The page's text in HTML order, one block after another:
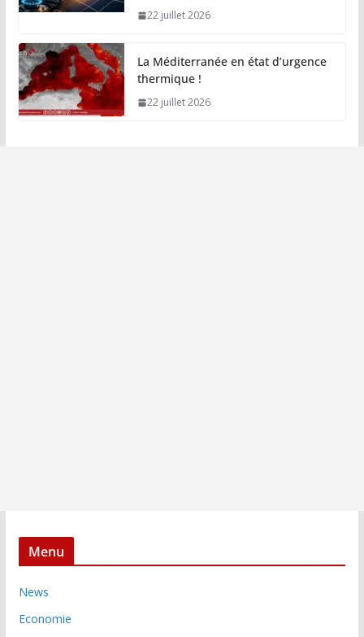
22 juillet 2026
La Méditerranée en état d’urgence
thermique !
22 juillet 2026
Menu
News
Economie